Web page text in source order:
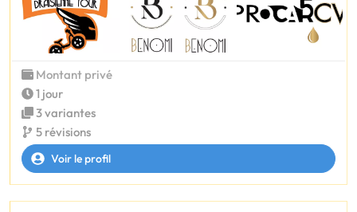
Montant privé
1 jour
3 variantes
5 révisions
Voir le profil